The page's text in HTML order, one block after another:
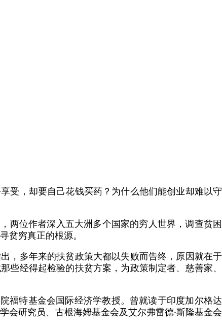
受，却要自己花钱买药？为什么他们能创业却难以守
两位作者深入五大洲多个国家的穷人世界，调查贫困
贫穷真正的根源。
，多年来的扶贫政策大都以失败而告终，原因就在于
些经得起检验的扶贫方案，为政策制定者、慈善家、
福特基金会国际经济学教授。曾就读于印度加尔格达
会研究员、古根海姆基金会及艾尔弗雷德·斯隆基金会